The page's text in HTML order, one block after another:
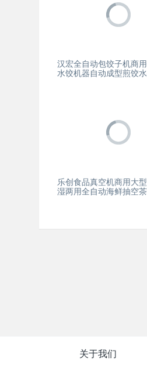
汉宏全自动包饺子机商
水饺机器自动成型煎饺
乐创食品真空机商用大
湿两用全自动海鲜抽空
关于我们